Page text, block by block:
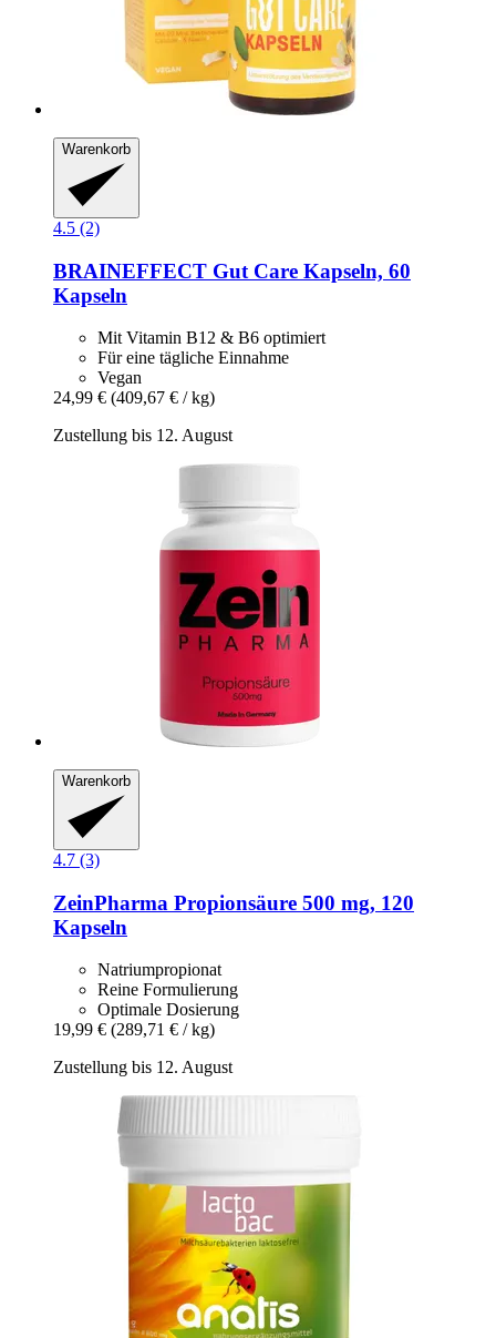
Warenkorb
4.5 (2)
BRAINEFFECT Gut Care Kapseln, 60
Kapseln
Mit Vitamin B12 & B6 optimiert
Für eine tägliche Einnahme
Vegan
24,99 € (409,67 € / kg)
Zustellung bis 12. August
Warenkorb
4.7 (3)
ZeinPharma Propionsäure 500 mg, 120
Kapseln
Natriumpropionat
Reine Formulierung
Optimale Dosierung
19,99 € (289,71 € / kg)
Zustellung bis 12. August